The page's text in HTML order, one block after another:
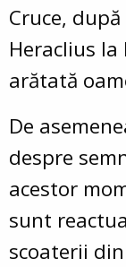
Cruce,
Heraclius
arătată
De
despre
acestor
sunt
scoaterii